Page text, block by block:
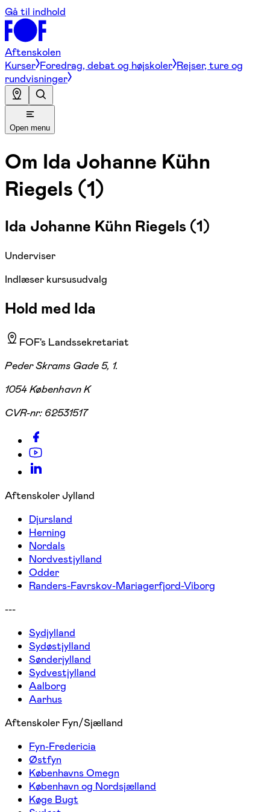
Gå til indhold
Aftenskolen
Kurser Foredrag, debat og højskoler Rejser, ture og
rundvisninger
Open menu
Om Ida Johanne Kühn
Riegels (1)
Ida Johanne Kühn Riegels (1)
Underviser
Indlæser kursusudvalg
Hold med Ida
FOF's Landssekretariat
Peder Skrams Gade 5, 1.
1054 København K
CVR-nr: 62531517
Aftenskoler Jylland
Djursland
Herning
Nordals
Nordvestjylland
Odder
Randers-Favrskov-Mariagerfjord-Viborg
---
Sydjylland
Sydøstjylland
Sønderjylland
Sydvestjylland
Aalborg
Aarhus
Aftenskoler Fyn/Sjælland
Fyn-Fredericia
Østfyn
Københavns Omegn
København og Nordsjælland
Køge Bugt